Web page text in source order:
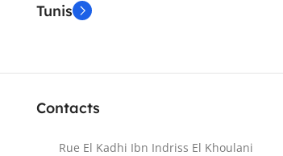
Tunis
Contacts
Rue El Kadhi Ibn Indriss El Khoulani